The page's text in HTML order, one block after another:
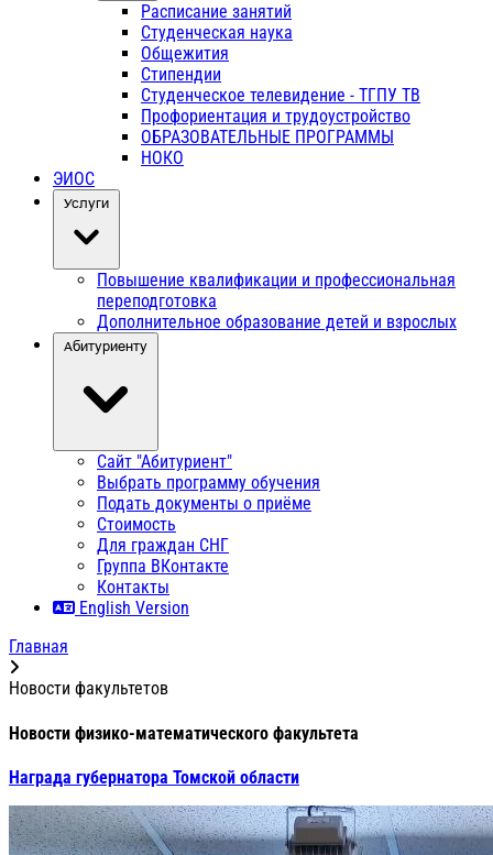
Расписание занятий
Студенческая наука
Общежития
Стипендии
Студенческое телевидение - ТГПУ ТВ
Профориентация и трудоустройство
ОБРАЗОВАТЕЛЬНЫЕ ПРОГРАММЫ
НОКО
ЭИОС
Услуги
Повышение квалификации и профессиональная
переподготовка
Дополнительное образование детей и взрослых
Абитуриенту
Сайт "Абитуриент"
Выбрать программу обучения
Подать документы о приёме
Стоимость
Для граждан СНГ
Группа ВКонтакте
Контакты
English Version
Главная
Новости факультетов
Новости физико-математического факультета
Награда губернатора Томской области